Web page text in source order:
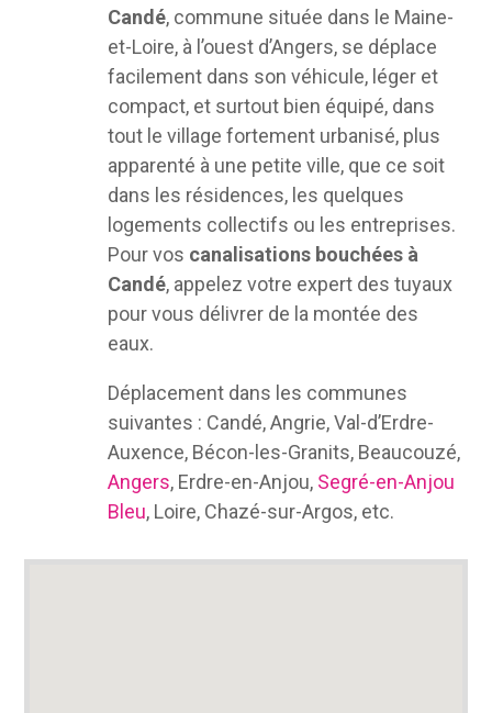
Candé, commune située dans le Maine-
et-Loire, à l’ouest d’Angers, se déplace
facilement dans son véhicule, léger et
compact, et surtout bien équipé, dans
tout le village fortement urbanisé, plus
apparenté à une petite ville, que ce soit
dans les résidences, les quelques
logements collectifs ou les entreprises.
Pour vos canalisations bouchées à
Candé, appelez votre expert des tuyaux
pour vous délivrer de la montée des
eaux.
Déplacement dans les communes
suivantes : Candé, Angrie, Val-d’Erdre-
Auxence, Bécon-les-Granits, Beaucouzé,
Angers, Erdre-en-Anjou, Segré-en-Anjou
Bleu, Loire, Chazé-sur-Argos, etc.